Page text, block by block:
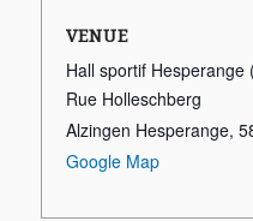
VENUE
Hall sportif Hesperange
Rue Holleschberg
Alzingen Hesperange,
Google Map